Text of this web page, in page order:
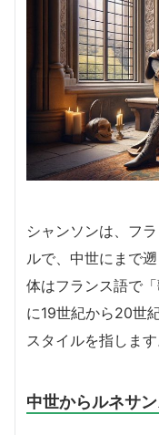
シャンソンは、フ
ルで、中世にまで
体はフランス語で
に19世紀から20世
スタイルを指します
中世からルネサ